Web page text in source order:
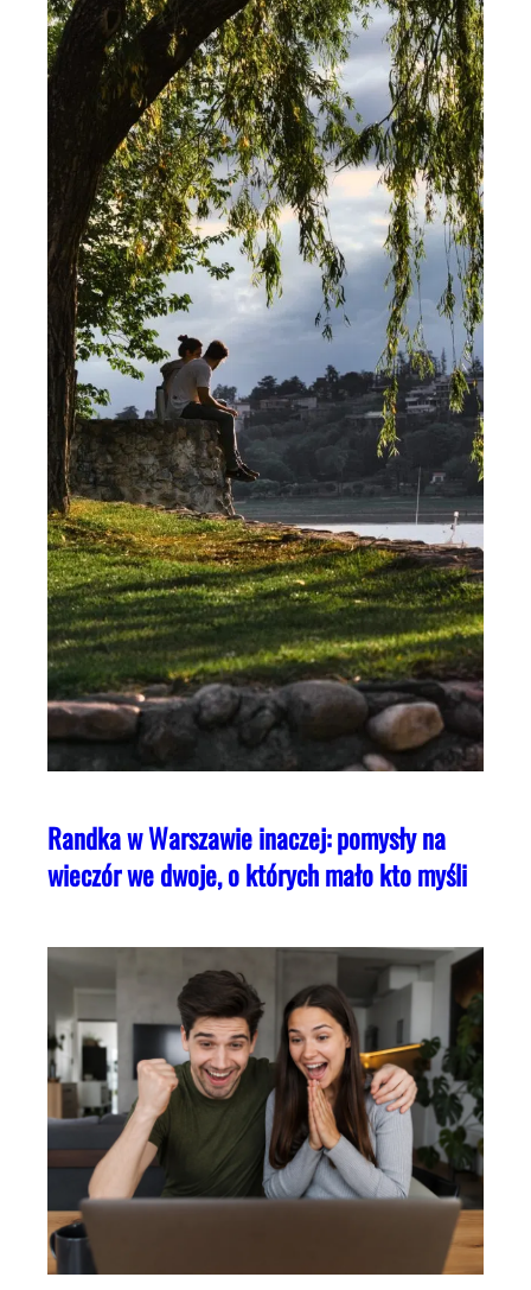
Randka w Warszawie inaczej: pomysły na
wieczór we dwoje, o których mało kto myśli